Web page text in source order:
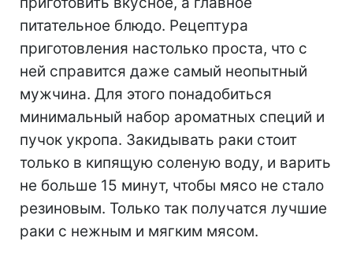
питательное блюдо. Рецептура
приготовления настолько проста, что с
ней справится даже самый неопытный
мужчина. Для этого понадобиться
минимальный набор ароматных специй и
пучок укропа. Закидывать раки стоит
только в кипящую соленую воду, и варить
не больше 15 минут, чтобы мясо не стало
резиновым. Только так получатся лучшие
раки с нежным и мягким мясом.